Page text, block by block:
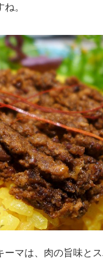
。
ーマは、肉の旨味と